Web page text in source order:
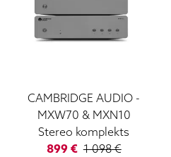
CAMBRIDGE AUDIO -
MXW70 & MXN10
Stereo komplekts
899€ 1 098€